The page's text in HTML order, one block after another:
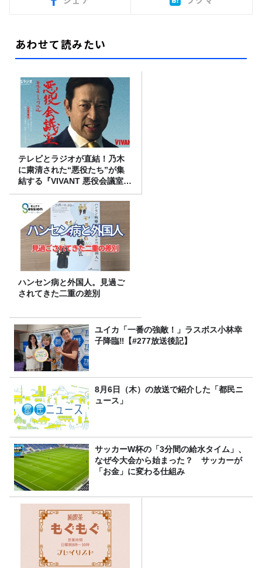
あわせて読みたい
テレビとラジオが直結！乃木
に粛清された“悪役たち”が集
結する『VIVANT 悪役会議室』
7/26(日)23時スタート！
ハンセン病と外国人。見過ご
されてきた二重の差別
ユイカ「一番の強敵！」ラスボス小林幸
子降臨‼【#277放送後記】
8月6日（木）の放送で紹介した「都民ニ
ュース」
サッカーW杯の「3分間の給水タイム」、
なぜ今大会から始まった？ サッカーが
「お金」に変わる仕組み